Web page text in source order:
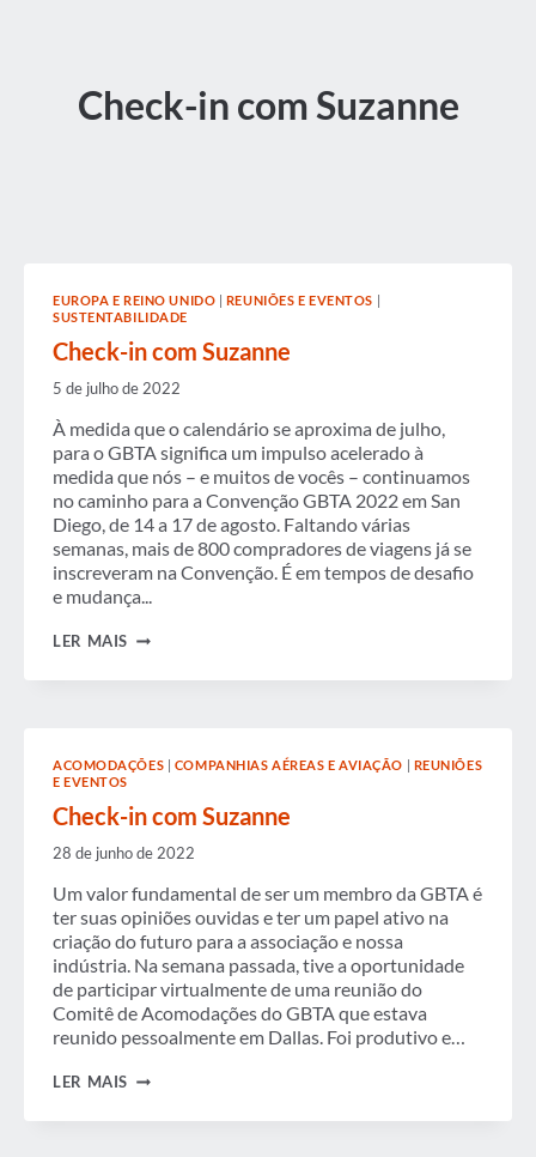
Check-in com Suzanne
EUROPA E REINO UNIDO REUNIÕES E EVENTOS
SUSTENTABILIDADE
Check-in com Suzanne
5 de julho de 2022
À medida que o calendário se aproxima de julho,
para o GBTA significa um impulso acelerado à
medida que nós – e muitos de vocês – continuamos
no caminho para a Convenção GBTA 2022 em San
Diego, de 14 a 17 de agosto. Faltando várias
semanas, mais de 800 compradores de viagens já se
inscreveram na Convenção. É em tempos de desafio
e mudança...
LER MAIS CHECK-
ACOMODAÇÕES COMPANHIAS AÉREAS E AVIAÇÃO
REUNIÕES
E EVENTOS
Check-in com Suzanne
28 de junho de 2022
Um valor fundamental de ser um membro da GBTA é
ter suas opiniões ouvidas e ter um papel ativo na
criação do futuro para a associação e nossa
indústria. Na semana passada, tive a oportunidade
de participar virtualmente de uma reunião do
Comitê de Acomodações do GBTA que estava
reunido pessoalmente em Dallas. Foi produtivo e…
LER MAIS CHECK-